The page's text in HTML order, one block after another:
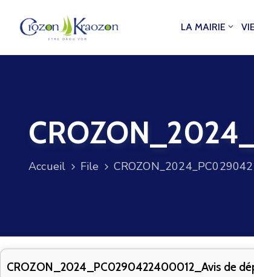
LA MAIRIE
Accueil File
CROZON_2024_PC0290422400012_Avis de